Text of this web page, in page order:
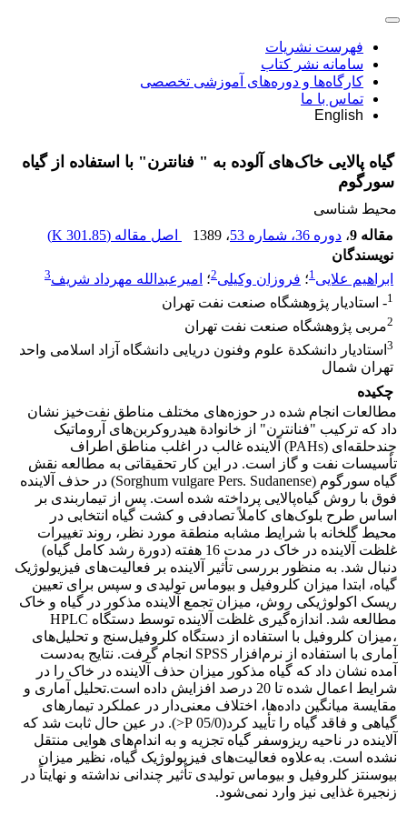
فهرست نشریات
سامانه نشر کتاب
کارگاه‌ها و دوره‌های آموزشی تخصصی
تماس با ما
English
گیاه پالایی خاک‌های آلوده به " فنانترن" با استفاده از گیاه
سورگوم
محیط شناسی
مقاله 9
، دوره 36، شماره 53 ، 1389 اصل مقاله (301.85 K
)
نویسندگان
ابراهیم علایی1؛ فروزان وکیلی2؛ امیرعبدالله مهرداد شریف3
1- استاد‌یار پژوهشگاه صنعت نفت تهران
2مربی پژوهشگاه صنعت نفت تهران
3 استاد‌یار دانشکدة علوم وفنون دریایی دانشگاه آزاد اسلامی واحد
تهران شمال
چکیده
مطالعات انجام شده در حوزه‌های مختلف مناطق نفت‌خیز نشان
داد که ترکیب "فنانترن" از خانوادة هیدروکربن‌های آروماتیک
چندحلقه‌ای (PAHs) آلاینده غالب در اغلب مناطق اطراف
تأسیسات نفت و گاز است. در این کار تحقیقاتی به مطالعه نقش
گیاه سورگوم (Sorghum vulgare Pers. Sudanense) در حذف آلاینده
فوق با روش گیاه‌پالایی پرداخته شده است. پس از تیماربندی بر
اساس طرح بلوک‌های کاملاً تصادفی و کشت گیاه انتخابی در
محیط گلخانه با شرایط مشابه منطقة مورد نظر، روند تغییرات
غلظت آلاینده در خاک در مدت 16 هفته (دورة رشد کامل گیاه)
دنبال شد. به منظور بررسی تأثیر آلاینده بر فعالیت‌های فیزیولوژیک
گیاه، ابتدا میزان کلروفیل و بیوماس تولیدی و سپس برای تعیین
ریسک اکولوژیکی روش، میزان تجمع آلاینده مذکور در گیاه و خاک
مطالعه شد. اندازه‌گیری غلظت آلاینده توسط دستگاه HPLC
،میزان کلروفیل با استفاده از دستگاه کلروفیل‌سنج و تحلیل‌های
آماری با استفاده از نرم‌افزار SPSS انجام گرفت. نتایج به‌دست
آمده نشان داد که گیاه مذکور میزان حذف آلاینده در خاک را در
شرایط اعمال شده تا 20 درصد افزایش داده است.تحلیل آماری و
مقایسة میانگین داده‌ها، اختلاف معنی‌دار در عملکرد تیمارهای
گیاهی و فاقد گیاه را تأیید کرد(05/0 P<). در عین حال ثابت شد که
آلاینده در ناحیه ریزوسفر گیاه تجزیه و به اندام‌های هوایی منتقل
نشده است. به‌علاوه فعالیت‌های فیزیولوژیک گیاه، نظیر میزان
‌بیوسنتز کلروفیل و بیوماس تولیدی تأثیر چندانی نداشته و نهایتاً در
زنجیرة غذایی نیز وارد نمی‌شود.